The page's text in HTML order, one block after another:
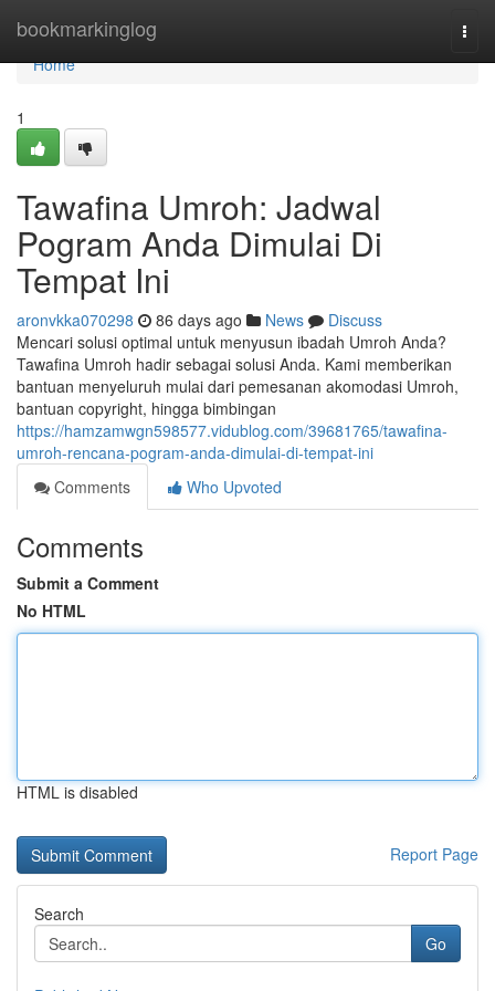
bookmarkinglog
Home
Home
1
Tawafina Umroh: Jadwal
Pogram Anda Dimulai Di
Tempat Ini
aronvkka070298 86 days ago News
Discuss
Mencari solusi optimal untuk menyusun ibadah Umroh Anda?
Tawafina Umroh hadir sebagai solusi Anda. Kami memberikan
bantuan menyeluruh mulai dari pemesanan akomodasi Umroh,
bantuan copyright, hingga bimbingan
https://hamzamwgn598577.vidublog.com/39681765/tawafina-
umroh-rencana-pogram-anda-dimulai-di-tempat-ini
Comments
Who Upvoted
Comments
Submit a Comment
No HTML
HTML is disabled
Report Page
Search
Go